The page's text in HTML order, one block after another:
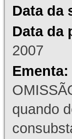
Data da
Data da
2007
Ementa:
quando